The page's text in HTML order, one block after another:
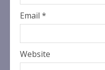
Email *
Website